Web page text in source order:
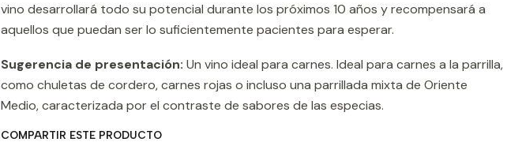
vino desarrollará todo su potencial durante los próximos 10 años y recompensará a
aquellos que puedan ser lo suficientemente pacientes para esperar.
Sugerencia de presentación: Un vino ideal para carnes. Ideal para carnes a la parrilla,
como chuletas de cordero, carnes rojas o incluso una parrillada mixta de Oriente
Medio, caracterizada por el contraste de sabores de las especias.
COMPARTIR ESTE PRODUCTO